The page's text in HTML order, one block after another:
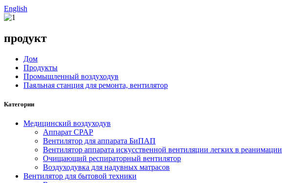
English
продукт
Дом
Продукты
Промышленный воздуходув
Паяльная станция для ремонта, вентилятор
Категории
Медицинский воздуходув
Аппарат CPAP
Вентилятор для аппарата БиПАП
Вентилятор аппарата искусственной вентиляции легких в реанимации
Очищающий респираторный вентилятор
Воздуходувка для надувных матрасов
Вентилятор для бытовой техники